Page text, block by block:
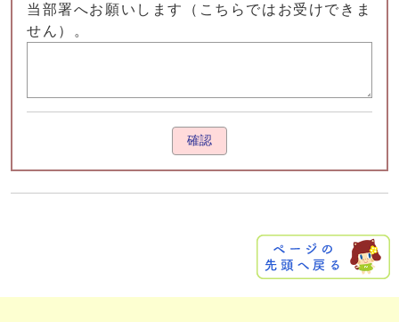
当部署へお願いします（こちらではお受けできま
せん）。
確認